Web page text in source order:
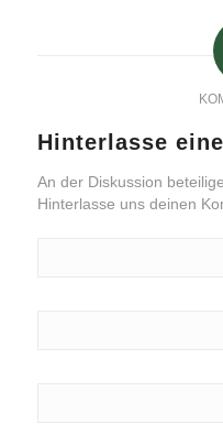
Hinterlasse
An der Diskussion
Hinterlasse uns deinen